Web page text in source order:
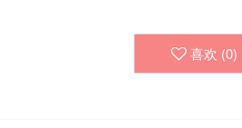
喜欢 (0)